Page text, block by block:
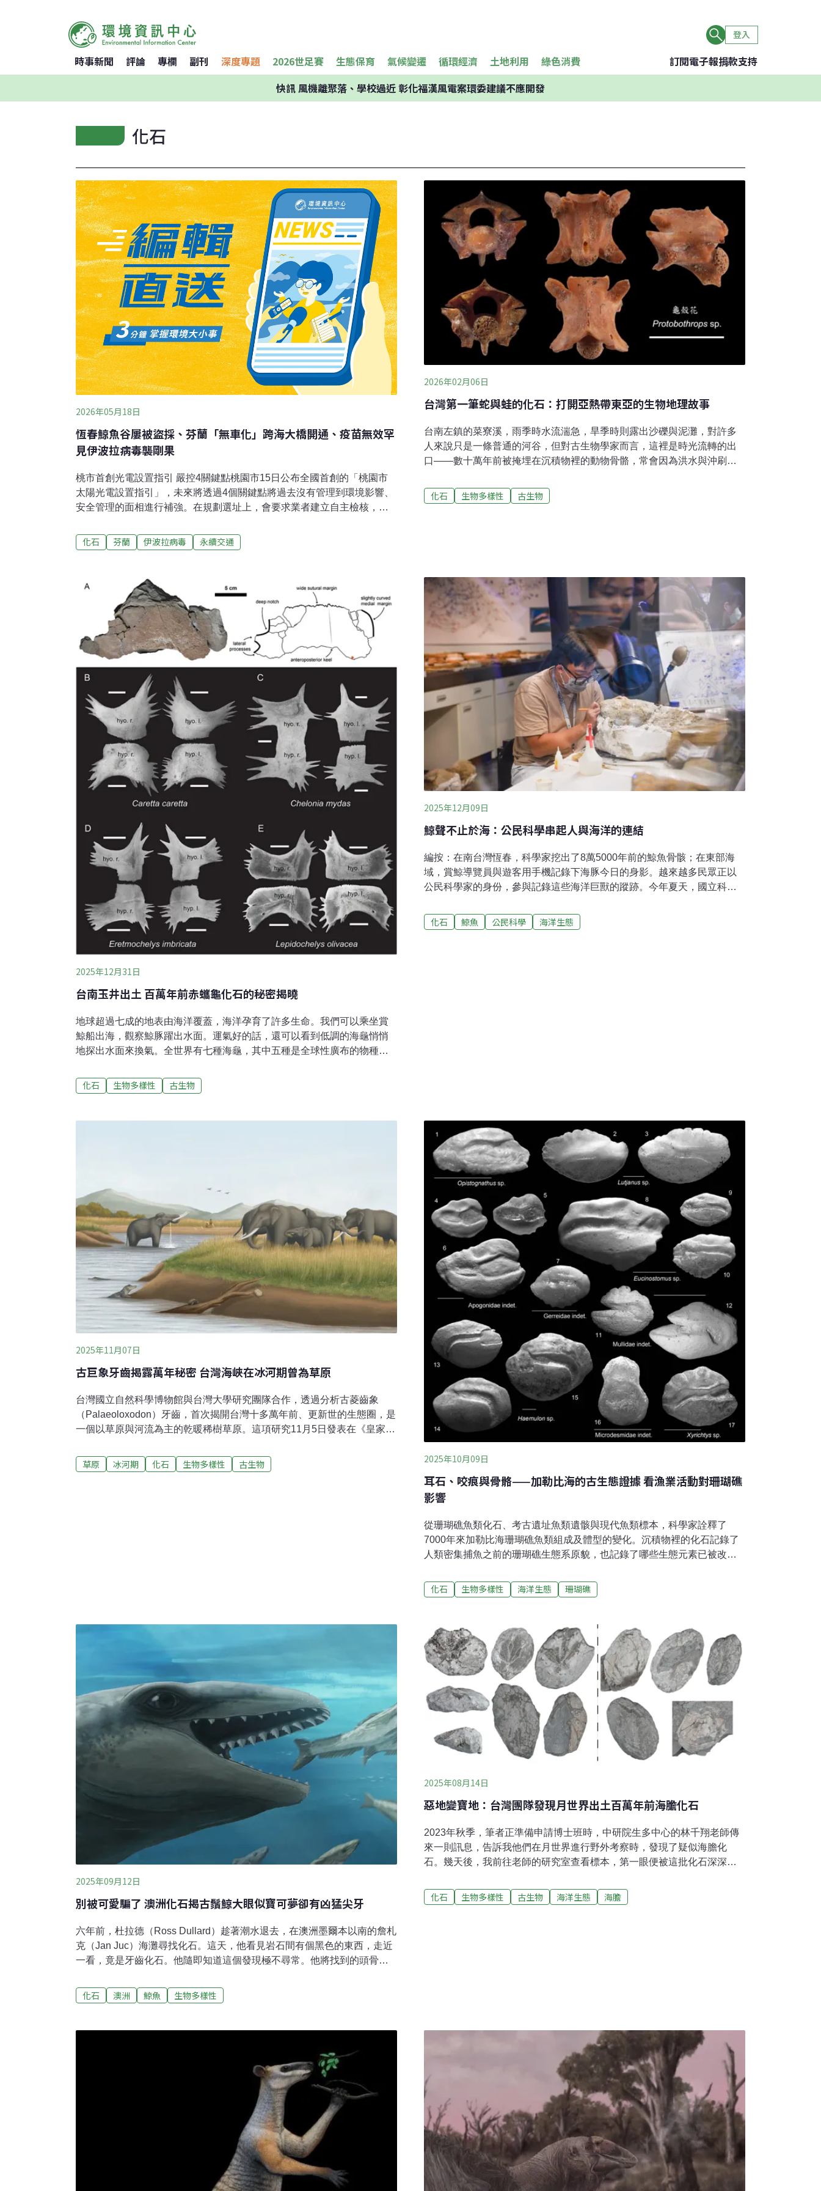
登入
時事新聞 評論 專欄 副刊 深度專題 2026世足賽 生態保育 氣候變遷 循環經濟 土地利用 綠色消費 訂閱電子報捐款支持
快訊風機離聚落、學校過近 彰化福漢風電案環委建議不應開發
化石
2026年05月18日
恆春鯨魚谷屢被盜採、芬蘭「無車化」跨海大橋開通、疫苗無效罕
見伊波拉病毒襲剛果
桃市首創光電設置指引 嚴控4關鍵點桃園市15日公布全國首創的「桃園市
太陽光電設置指引」，未來將透過4個關鍵點將過去沒有管理到環境影響、
安全管理的面相進行補強。在規劃選址上，會要求業者建立自主檢核，並
止損壞光電板造成二次污染。經濟發展局長張誠表示，這份指引要確保每
個光電案場從出生到退休都有人管。(中央社報導)台東受困黑熊以發現人取
野灣野生動物醫院檢查與照養後，林業及自然保育署台東分署於15日將台
灣黑熊野放。這隻黑熊經武陵部落會議，決定以最初發現並通報的族人之
布農族名「伊比（Ibi）」為他命名。台東分署表示，伊比已佩掛GPS追蹤
頸圈，將持續追蹤其行蹤與活動範圍，作為台灣黑熊保育管理的參考。(中
央社報導)
化石 芬蘭 伊波拉病毒 永續交通
2026年02月06日
台灣第一筆蛇與蛙的化石：打開亞熱帶東亞的生物地理故事
台南左鎮的菜寮溪，雨季時水流湍急，旱季時則露出沙礫與泥灘，對許多
人來說只是一條普通的河谷，但對古生物學家而言，這裡是時光流轉的出
口——數十萬年前被掩埋在沉積物裡的動物骨骼，常會因為洪水與沖刷重
當屬大型脊椎動物，包含犀牛、大象、鹿、豬、鱷魚等陸相化石。這一
次，本文的主角不是象牙，也不是鹿角，而是一塊塊只有幾毫米，乍看之
定，它們是黑眶蟾蜍、南蛇、紅斑蛇與龜殼花，是台灣第一筆確切的蛇與
蛙（蟾蜍）化石紀錄，也是亞熱帶東亞的首次發現，對於長久以來缺乏兩
棲爬行類化石的台灣來說，是一項重
化石 生物多樣性 古生物
2025年12月31日
台南玉井出土 百萬年前赤蠵龜化石的秘密揭曉
地球超過七成的地表由海洋覆蓋，海洋孕育了許多生命。我們可以乘坐賞
鯨船出海，觀察鯨豚躍出水面。運氣好的話，還可以看到低調的海龜悄悄
地探出水面來換氣。全世界有七種海龜，其中五種是全球性廣布的物種，
現的主角——赤蠵龜（Caretta caretta）。台灣最陌生的海龜龜如其名，赤
蠵龜身披鱗甲呈現紅棕色到深棕色。牠們的頭看起來特別大，或許是因為
有大頭，發達的頭部肌肉可以增強咬合力，來咬碎螃蟹、貝類這一類比較
化石 生物多樣性 古生物
2025年12月09日
鯨聲不止於海：公民科學串起人與海洋的連結
編按：在南台灣恆春，科學家挖出了8萬5000年前的鯨魚骨骸；在東部海
域，賞鯨導覽員與遊客用手機記錄下海豚今日的身影。越來越多民眾正以
公民科學家的身份，參與記錄這些海洋巨獸的蹤跡。今年夏天，國立科學
〈鯨聲共鳴：臺灣鯨豚公民科學進行式〉演講，一同探索台灣古老的鯨魚
故事。科技＋社群的力量：讓鯨豚研究更靠近公民《鯨掘》特展的故事，
化石 鯨魚 公民科學 海洋生態
2025年11月07日
古巨象牙齒揭露萬年秘密 台灣海峽在冰河期曾為草原
台灣國立自然科學博物館與台灣大學研究團隊合作，透過分析古菱齒象
（Palaeoloxodon）牙齒，首次揭開台灣十多萬年前、更新世的生態圈，是
一個以草原與河流為主的乾暖稀樹草原。這項研究11月5日發表在《皇家學
態、多樣性演化與地區性物種分化的關鍵里程碑。從古菱齒象牙 發現台灣
海峽過去為草原十多萬年前的冰河時期，台灣與亞洲大陸相連，其生態樣
草原 冰河期 化石 生物多樣性 古生物 2025年10月09日
耳石、咬痕與骨骼——加勒比海的古生態證據 看漁業活動對珊瑚礁
影響
從珊瑚礁魚類化石、考古遺址魚類遺骸與現代魚類標本，科學家詮釋了
7000年來加勒比海珊瑚礁魚類組成及體型的變化。沉積物裡的化石記錄了
人類密集捕魚之前的珊瑚礁生態系原貌，也記錄了哪些生態元素已被改
係，一直都是十分令人著迷的課題，但要說明其中複雜的營養階層變化並
不容易。這不只需要長期的生態資料，也要釐清是由上到下的營養階層效
外，近代人類對生態系的影響也是不容忽視的因素。體型變大還是變小？
從標本看「掠食者釋放效應」過往加勒比海的漁業活動歷史，記載著豐富
的鯊魚數量。但今日的潛水愛好者若也想看見鯊魚等大型魚類，可能要失
望了，這類高級掠食者在珊瑚礁區幾乎已看不見。這樣顯而易見的魚類組
成變遷問題，卻因過去資料難以取得而幾乎無法解答。我們選擇
化石 生物多樣性 海洋生態 珊瑚礁
2025年09月12日
別被可愛騙了 澳洲化石揭古鬚鯨大眼似寶可夢卻有凶猛尖牙
六年前，杜拉德（Ross Dullard）趁著潮水退去，在澳洲墨爾本以南的詹札
克（Jan Juc）海灘尋找化石。這天，他看見岩石間有個黑色的東西，走近
一看，竟是牙齒化石。他隨即知道這個發現極不尋常。他將找到的頭骨、
就是漫長的等待。最近，終於確認這是對鬚鯨演化研究十分珍貴的鯨類古
化石，新物種還以他命名。外表可愛的有齒鬚鯨現代鬚鯨可謂是「無齒之
鬚板（baleen plates）將海水排出，留下水中的小魚小蝦維生，這也是牠
現杜拉德發現的古化石屬於鬚鯨。「這是一種有著大眼睛的小型鯨，還長
著滿嘴片狀的銳利牙齒。」維多利亞博物館研究院博士生、報告第一作者
化石 澳洲 鯨魚 生物多樣性
2025年08月14日
惡地變寶地：台灣團隊發現月世界出土百萬年前海膽化石
2023年秋季，筆者正準備申請博士班時，中研院生多中心的林千翔老師傳
來一則訊息，告訴我他們在月世界進行野外考察時，發現了疑似海膽化
石。幾天後，我前往老師的研究室查看標本，第一眼便被這批化石深深吸
但在台灣近150年的海膽化石研究歷史中，從未發現過這類化石的產狀與保
存狀況。經過一年多的研究，我與林千翔老師及台大地質系的林日白老師
化石 生物多樣性 古生物 海洋生態 海膽